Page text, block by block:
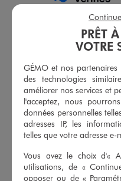
Voir tous les avis sur ce
4étoiles
3étoiles
2étoiles
1étoile
Trier les avis
PRÊT
VOTRE
GÉMO et nos
des technologies
améliorer nos services et
l'acceptez, nous
données personnelles
adresses IP, les
telles que votre adresse
Vous avez le choix d'«
utilisations, de «
opposer ou de «